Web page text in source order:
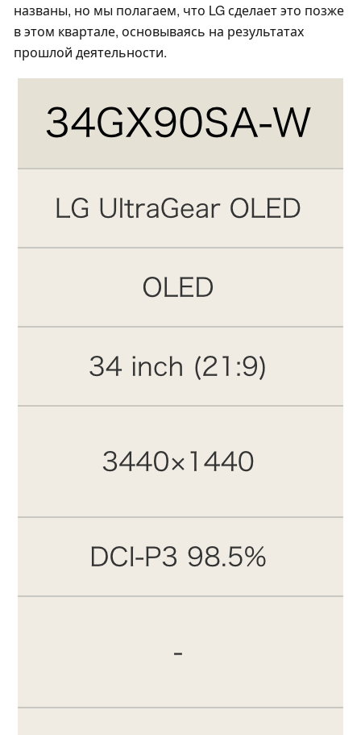
названы, но мы полагаем, что LG сделает это позже
в этом квартале, основываясь на результатах
прошлой деятельности.